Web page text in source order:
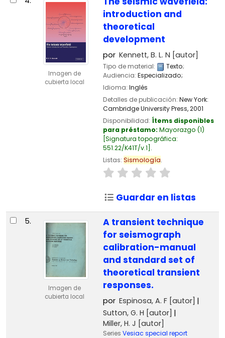
Imagen de
cubierta local
introduction and
theoretical
development
por Kennett, B. L. N [autor]
Tipo de material: Texto;
Audiencia: Especializado;
Idioma: Inglés
Detalles de publicación: New York:
Cambridge University Press,2001
Disponibilidad: Ítems disponibles
para préstamo: Mayorazgo (1)
Signatura topográfica:
551.22/K41T/v.1 .
Listas: Sismología.
Guardar en listas
5.
Imagen de
cubierta local
A transient technique
for seismograph
calibration-manual
and standard set of
theoretical transient
responses.
por Espinosa, A. F[autor]
Sutton, G. H [autor]
Miller, H. J [autor]
Series Vesiac special report